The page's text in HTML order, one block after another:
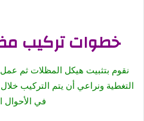
خطوات تركيب
نقوم بتثبيت هيكل المظلات ثم عمل
التغطية ونراعي أن يتم التركيب
في الأحوال